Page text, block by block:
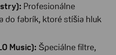
Profesionálne
do fabrík, ktoré stíšia hluk
Music): Špeciálne filtre,